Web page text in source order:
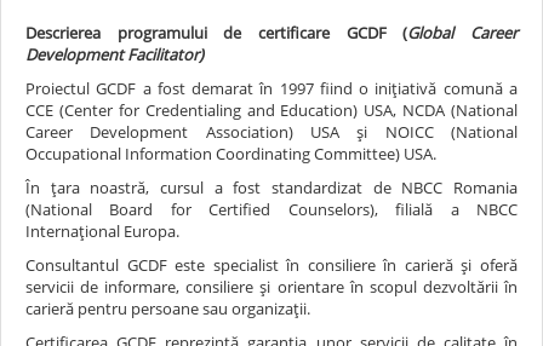
Descrierea programului de certificare GCDF (Global Career
Development Facilitator)
Proiectul GCDF a fost demarat în 1997 fiind o iniţiativă comună a
CCE (Center for Credentialing and Education) USA, NCDA (National
Career Development Association) USA şi NOICC (National
Occupational Information Coordinating Committee) USA.
În ţara noastră, cursul a fost standardizat de NBCC Romania
(National Board for Certified Counselors), filială a NBCC
Internaţional Europa.
Consultantul GCDF este specialist în consiliere în carieră şi oferă
servicii de informare, consiliere şi orientare în scopul dezvoltării în
carieră pentru persoane sau organizaţii.